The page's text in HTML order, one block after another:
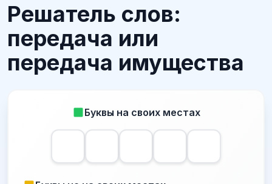
Решатель слов:
передача или
передача имущества
Буквы на своих местах